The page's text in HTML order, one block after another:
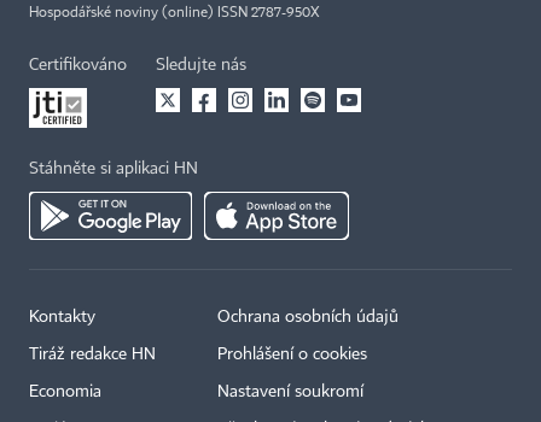
Hospodářské noviny (online) ISSN 2787-950X
Certifikováno Sledujte nás
Stáhněte si aplikaci HN
Kontakty
Tiráž redakce HN
Economia
Ochrana osobních údajů
Prohlášení o cookies
Nastavení soukromí